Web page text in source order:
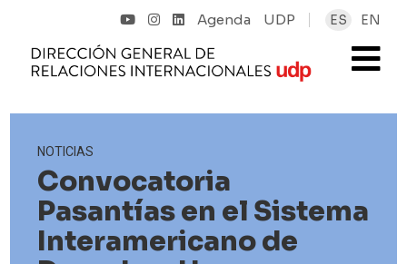
Agenda UDP ES EN
NOTICIAS
Convocatoria
Pasantías en el Sistema
Interamericano de